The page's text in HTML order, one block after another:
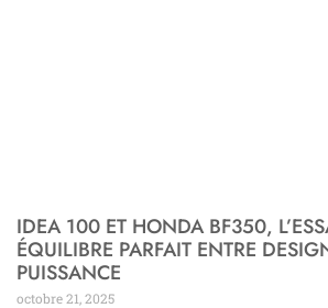
IDEA 100 ET HONDA BF350,
ÉQUILIBRE PARFAIT ENTRE
PUISSANCE
octobre 21, 2025